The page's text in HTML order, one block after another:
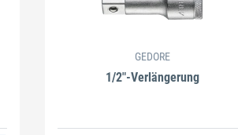
GEDORE
1/2"-Verlängerung